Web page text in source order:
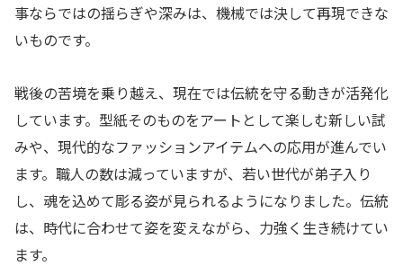
事ならではの揺らぎや深みは、機械では決して再現できな
いものです。
戦後の苦境を乗り越え、現在では伝統を守る動きが活発化
しています。型紙そのものをアートとして楽しむ新しい試
みや、現代的なファッションアイテムへの応用が進んでい
ます。職人の数は減っていますが、若い世代が弟子入り
し、魂を込めて彫る姿が見られるようになりました。伝統
は、時代に合わせて姿を変えながら、力強く生き続けてい
ます。